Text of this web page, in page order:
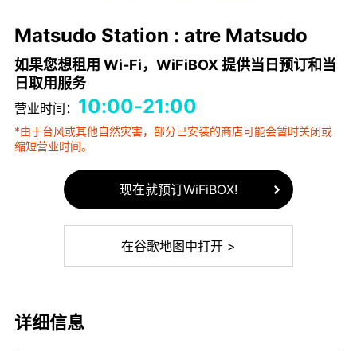
Matsudo Station : atre Matsudo
如果您想租用 Wi-Fi，WiFiBOX 提供当日预订和当
日取用服务
营业时间： 10:00-21:00
*由于台风或其他自然灾害，部分已安装的商店可能会暂时关闭或
缩短营业时间。
现在就预订WiFiBOX!
在谷歌地图中打开 >
详细信息